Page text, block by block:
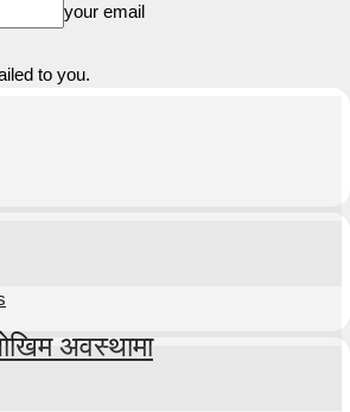
your email
to you.
अवस्थामा